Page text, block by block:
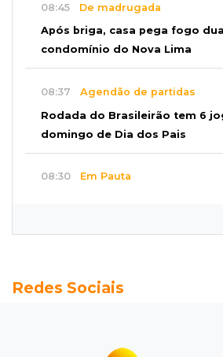
08:45 De madrugada
Após briga, casa pega fogo
condomínio do Nova Lima
08:37 Agendão de partidas
Rodada do Brasileirão tem 6
domingo de Dia dos Pais
08:30 Em Pauta
que tinha com a filha em loja
Município de MS perde 58 mil
Redes Sociais